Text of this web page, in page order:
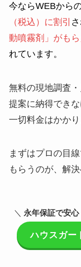
今ならWEBから
（税込）に割引
動噴霧剤」がも
れています。
無料の現地調査
提案に納得でき
一切料金はかかり
まずはプロの目
もらうのが、解
＼ 永年保証で安
ハウスガー